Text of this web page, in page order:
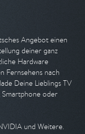
Angebot einen
deiner ganz
Hardware
Fernsehens nach
Deine Lieblings TV
Smartphone oder
und Weitere.